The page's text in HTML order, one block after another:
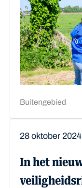
Buitengebied
28 oktober 2024
In het